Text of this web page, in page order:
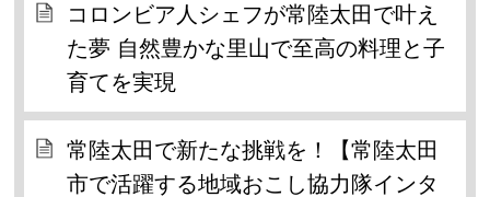
コロンビア人シェフが常陸太田で叶え
た夢 自然豊かな里山で至高の料理と子
育てを実現
常陸太田で新たな挑戦を！【常陸太田
市で活躍する地域おこし協力隊インタ